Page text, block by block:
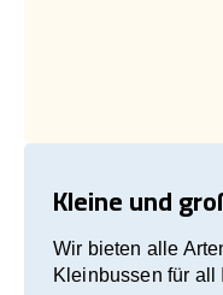
Kleine und
Wir bieten alle
Kleinbussen für all